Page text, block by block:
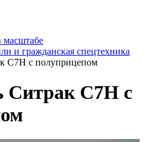
и гражданская спецтехника
C7H с полуприцепом
Ситрак C7H с